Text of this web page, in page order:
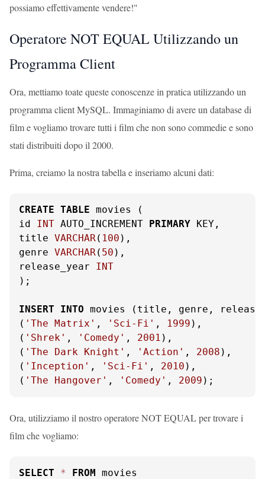
possiamo effettivamente vendere!"
Operatore NOT EQUAL Utilizzando un
Programma Client
Ora, mettiamo toate queste conoscenze in pratica utilizzando un
programma client MySQL. Immaginiamo di avere un database di
film e vogliamo trovare tutti i film che non sono commedie e sono
stati distribuiti dopo il 2000.
Prima, creiamo la nostra tabella e inseriamo alcuni dati:
CREATE TABLE movies (
id INT AUTO_INCREMENT PRIMARY KEY,
title VARCHAR( 100 ),
genre VARCHAR( 50 ),
release_year INT
);
INSERT INTO movies (title, genre,
( 'The Matrix' , 'Sci-Fi' , 1999 ),
( 'Shrek' , 'Comedy' , 2001 ),
( 'The Dark Knight' , 'Action' , 2008 ),
( 'Inception' , 'Sci-Fi' , 2010 ),
( 'The Hangover' , 'Comedy' , 2009 );
Ora, utilizziamo il nostro operatore NOT EQUAL per trovare i
film che vogliamo:
SELECT * FROM